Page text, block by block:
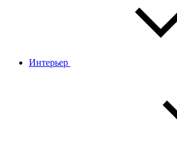
Интерьер